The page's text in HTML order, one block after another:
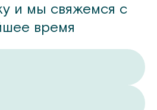
и мы свяжемся с
время